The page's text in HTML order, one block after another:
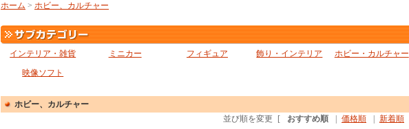
ホーム > ホビー、カルチャー
インテリア・雑貨 ミニカー フィギュア 飾り・インテリア
ホビー・カルチャー
映像ソフト
ホビー、カルチャー
並び順を変更
[ おすすめ順 価格順 新着順